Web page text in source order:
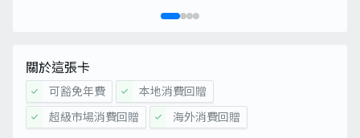
截止日（以較早日子為準）：並只適用
於全新滙豐信用卡客戶經MoneyHero
成功申請滙豐信用卡（包括 滙豐 Visa
Signature卡 / 滙豐滙財金卡 - 學生卡 /
滙豐滙財金卡 / 滙豐easy信用卡 / 滙豐
Pulse銀聯雙幣鑽石信用卡 / 滙豐銀聯雙
關於這張卡
check 可豁免年費 check 本地消費回贈
check 超級市場消費回贈 check 海外消費回贈